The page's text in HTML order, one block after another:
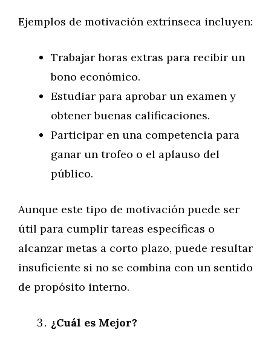
Ejemplos de motivación extrínseca incluyen:
Trabajar horas extras para recibir un
bono económico.
Estudiar para aprobar un examen y
obtener buenas calificaciones.
Participar en una competencia para
ganar un trofeo o el aplauso del
público.
Aunque este tipo de motivación puede ser
útil para cumplir tareas específicas o
alcanzar metas a corto plazo, puede resultar
insuficiente si no se combina con un sentido
de propósito interno.
¿Cuál es Mejor?